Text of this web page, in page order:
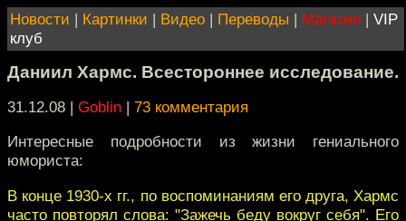
Новости | Картинки | Видео | Переводы | Магазин | VIP
клуб
Даниил Хармс. Всестороннее исследование.
31.12.08 | Goblin | 73 комментария
Интересные подробности из жизни гениального
юмориста:
В конце 1930-х гг., по воспоминаниям его друга, Хармс
часто повторял слова: "Зажечь беду вокруг себя". Его